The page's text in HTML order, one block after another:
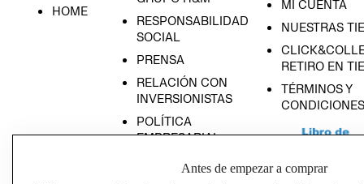
HOME
RESPONSABILIDAD
SOCIAL
PRENSA
RELACIÓN CON
INVERSIONISTAS
POLÍTICA
EMPRESARIAL
MI CUENTA
NUESTRAS
RETIRO EN
TÉRMINOS Y
CONDICIONES
Antes de empezar a comprar